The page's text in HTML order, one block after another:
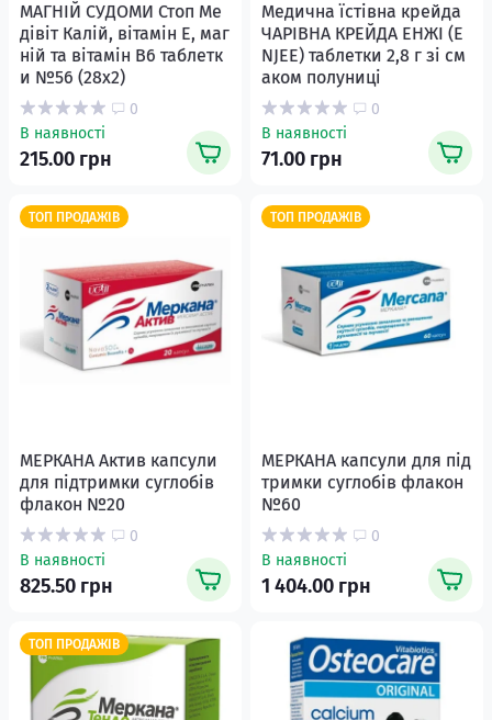
МАГНІЙ СУДОМИ Стоп Ме
дівіт Калій, вітамін Е, маг
ній та вітамін В6 таблетк
и №56 (28х2)
0
В наявності
215.00 грн
Медична їстівна крейда
ЧАРІВНА КРЕЙДА ЕНЖІ (E
NJEE) таблетки 2,8 г зі см
аком полуниці
0
В наявності
71.00 грн
ТОП ПРОДАЖІВ
МЕРКАНА Актив капсули
для підтримки суглобів
флакон №20
0
В наявності
825.50 грн
ТОП ПРОДАЖІВ
МЕРКАНА капсули для під
тримки суглобів флакон
№60
0
В наявності
1 404.00 грн
ТОП ПРОДАЖІВ